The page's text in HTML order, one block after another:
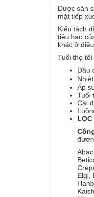
Được sản
mặt tiếp
Kiểu tách
tiêu hao
khác ở
Tuổi thọ tối
Dầu
Áp
Tuổi
Cài
LỌC
Elgi,